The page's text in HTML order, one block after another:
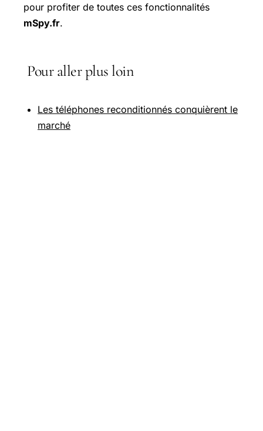
pour profiter de toutes ces fonctionnalités
mSpy.fr.
Pour aller plus loin
Les téléphones reconditionnés conquièrent le
marché